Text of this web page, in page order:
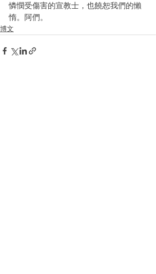
憐憫受傷害的宣教士，也饒恕我們的懶
惰。阿們。
博文